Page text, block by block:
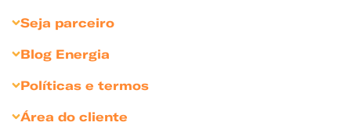
Liquigás
Compliance
Gás para Comércios
Gás para Indústrias
Gás para Agronegócio
Seja parceiro
Divulgue sua marca
Blog Energia
Condomínios
Políticas e termos
Área do cliente